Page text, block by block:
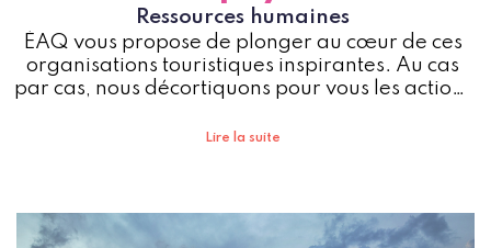
Ressources humaines
ÉAQ vous propose de plonger au cœur de ces
organisations touristiques inspirantes. Au cas
par cas, nous décortiquons pour vous les actions
dans le développement de leurs activités, d'un
Lire la suite